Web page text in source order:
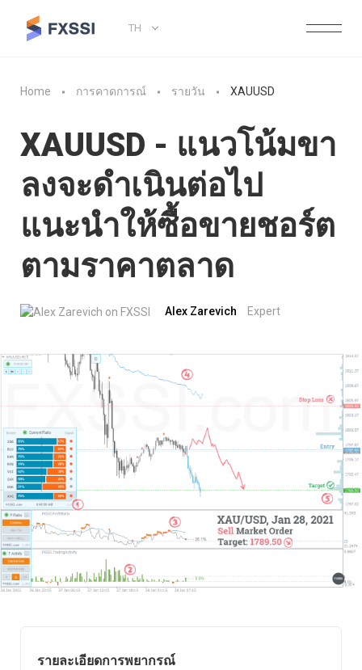
TH
Home การคาดการณ์ รายวัน XAUUSD
XAUUSD - แนวโน้มขา
ลงจะดำเนินต่อไป
แนะนำให้ซื้อขายชอร์ต
ตามราคาตลาด
Alex Zarevich Expert
รายละเอียดการพยากรณ์